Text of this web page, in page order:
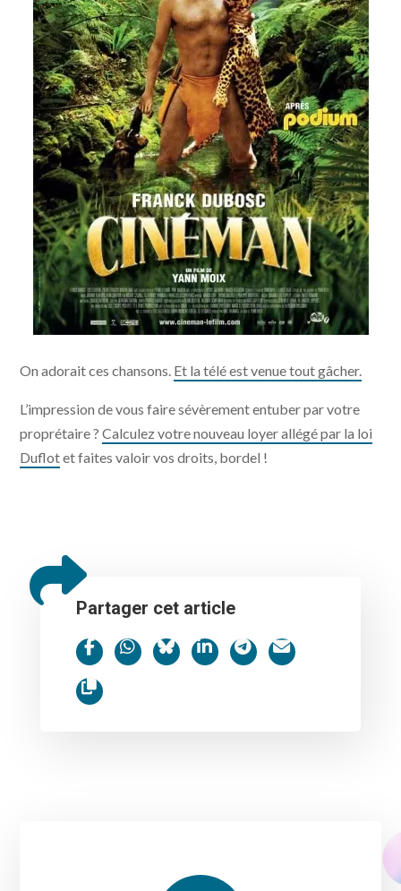
On adorait ces chansons. Et la télé est venue tout gâcher.
L’impression de vous faire sévèrement entuber par votre
proprétaire ?Calculez votre nouveau loyer allégé par la loi
Duflotet faites valoir vos droits, bordel !
Partager cet article